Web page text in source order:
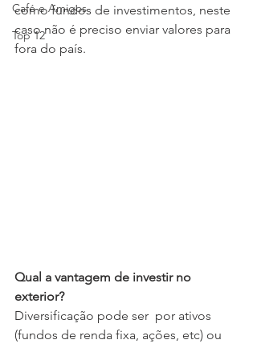
Café e Amigos
Top 12
como fundos de investimentos, neste
caso não é preciso enviar valores para
fora do país.
Qual a vantagem de investir no
exterior?
Diversificação pode ser  por ativos
(fundos de renda fixa, ações, etc) ou